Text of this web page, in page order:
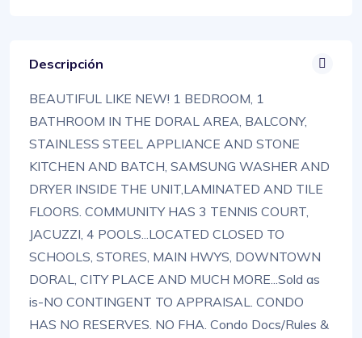
Descripción
BEAUTIFUL LIKE NEW! 1 BEDROOM, 1
BATHROOM IN THE DORAL AREA, BALCONY,
STAINLESS STEEL APPLIANCE AND STONE
KITCHEN AND BATCH, SAMSUNG WASHER AND
DRYER INSIDE THE UNIT,LAMINATED AND TILE
FLOORS. COMMUNITY HAS 3 TENNIS COURT,
JACUZZI, 4 POOLS...LOCATED CLOSED TO
SCHOOLS, STORES, MAIN HWYS, DOWNTOWN
DORAL, CITY PLACE AND MUCH MORE...Sold as
is-NO CONTINGENT TO APPRAISAL. CONDO
HAS NO RESERVES. NO FHA. Condo Docs/Rules &